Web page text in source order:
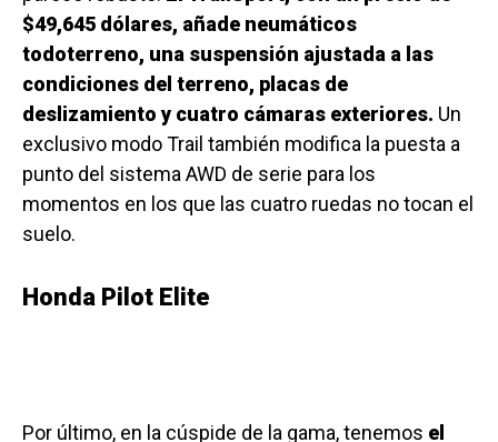
$49,645 dólares, añade neumáticos
todoterreno, una suspensión ajustada a las
condiciones del terreno, placas de
deslizamiento y cuatro cámaras exteriores. Un
exclusivo modo Trail también modifica la puesta a
punto del sistema AWD de serie para los
momentos en los que las cuatro ruedas no tocan el
suelo.
Honda Pilot Elite
Por último, en la cúspide de la gama, tenemos el